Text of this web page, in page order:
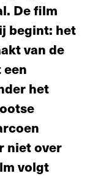
De film
begint: het
van de
het
niet over
volgt